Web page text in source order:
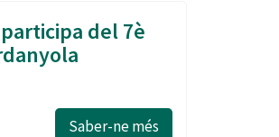
del 7è
Saber-ne més